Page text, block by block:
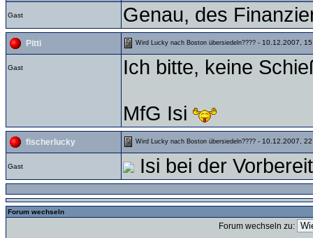
Gast Genau, des
Pitti Wird Lucky nach Boston übersiedeln???? - 10.12.2007,
Gast Ich bitte, keine
MfG Isi
fischerlucky Wird Lucky nach Boston übersiedeln???? - 10.12.2007,
Gast Isi bei der
Forum wechseln
Forum wechseln zu: